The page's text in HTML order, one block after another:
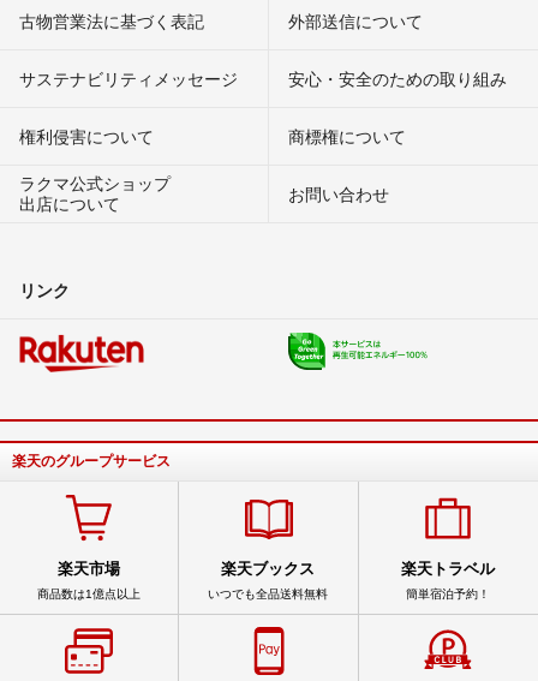
古物営業法に基づく表記 外部送信について
サステナビリティメッセージ 安心・安全のための取り組み
権利侵害について
商標権について
ラクマ公式ショップ
出店について
お問い合わせ
リンク
楽天のグループサービス
楽天市場
商品数は1億点以上
楽天ブックス
いつでも全品送料無料
楽天トラベル
簡単宿泊予約！